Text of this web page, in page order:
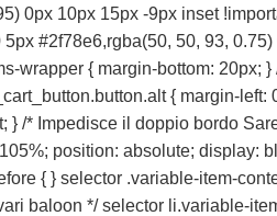
0px 10px 15px -9px inset
#2f78e6,rgba(50, 50, 93,
wrapper { margin-bottom:
{ margin-
} /* Impedisce il doppio bordo
position: absolute;
{ } selector .variable-item-
baloon */ selector li.variable-